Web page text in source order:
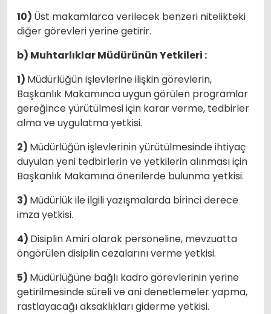
10) Üst makamlarca verilecek benzeri nitelikteki
diğer görevleri yerine getirir.
b) Muhtarlıklar Müdürünün Yetkileri :
1) Müdürlüğün işlevlerine ilişkin görevlerin,
Başkanlık Makamınca uygun görülen programlar
gereğince yürütülmesi için karar verme, tedbirler
alma ve uygulatma yetkisi.
2) Müdürlüğün işlevlerinin yürütülmesinde ihtiyaç
duyulan yeni tedbirlerin ve yetkilerin alınması için
Başkanlık Makamına önerilerde bulunma yetkisi.
3) Müdürlük ile ilgili yazışmalarda birinci derece
imza yetkisi.
4) Disiplin Amiri olarak personeline, mevzuatta
öngörülen disiplin cezalarını verme yetkisi.
5) Müdürlüğüne bağlı kadro görevlerinin yerine
getirilmesinde süreli ve ani denetlemeler yapma,
rastlayacağı aksaklıkları giderme yetkisi.